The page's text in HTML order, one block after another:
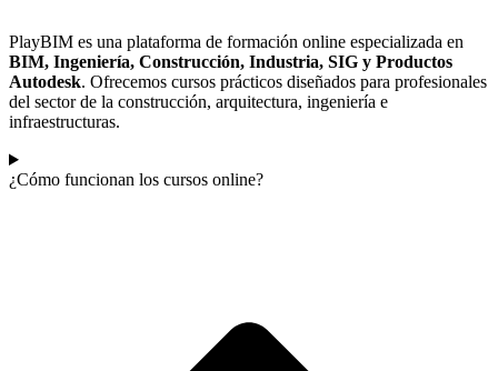
PlayBIM es una plataforma de formación online especializada en
BIM, Ingeniería, Construcción, Industria, SIG y Productos
Autodesk. Ofrecemos cursos prácticos diseñados para profesionales
del sector de la construcción, arquitectura, ingeniería e
infraestructuras.
¿Cómo funcionan los cursos online?